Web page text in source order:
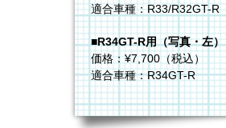
適合車種：R33/R32GT-R
■R34GT-R用（写真・左）
価格：¥7,700（税込）
適合車種：R34GT-R